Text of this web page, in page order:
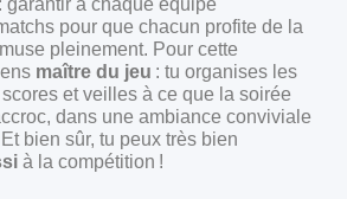
garantir à chaque équipe
pour que chacun profite de la
pleinement. Pour cette
maître du jeu : tu organises les
et veilles à ce que la soirée
dans une ambiance conviviale
bien sûr, tu peux très bien
à la compétition !